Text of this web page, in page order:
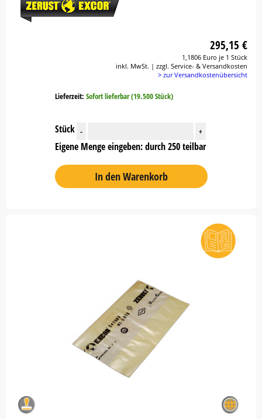
295,15 €
1,1806 Euro je 1 Stück
inkl. MwSt. | zzgl. Service- & Versandkosten
> zur Versandkostenübersicht
Lieferzeit: Sofort lieferbar (19.500 Stück)
Stück - +
Eigene Menge eingeben: durch 250 teilbar
In den Warenkorb